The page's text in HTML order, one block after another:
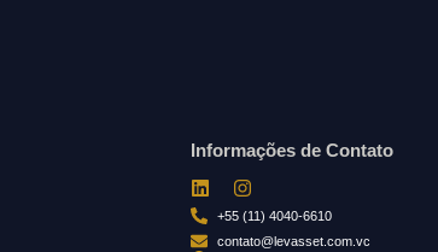
Informações de Contato
+55 (11) 4040-6610
contato@levasset.com.vc